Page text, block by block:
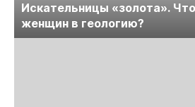
Искательницы «золота».
женщин в геологию?